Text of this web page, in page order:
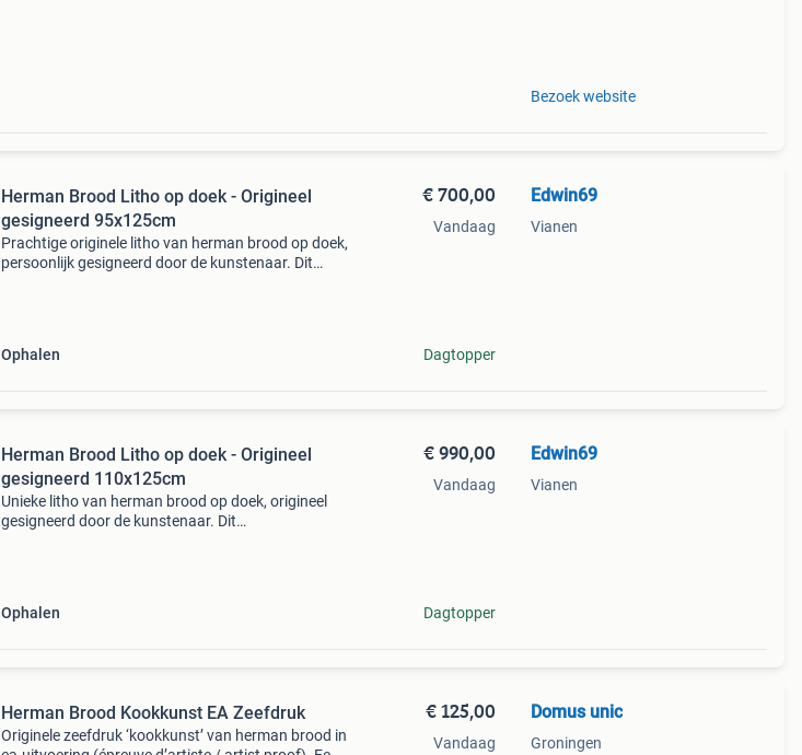
Bezoek website
Herman Brood Litho op doek - Origineel
gesigneerd 95x125cm
Prachtige originele litho van herman brood op doek,
persoonlijk gesigneerd door de kunstenaar. Dit
Ophalen
€ 700,00
Vandaag
Dagtopper
Edwin69
Vianen
Herman Brood Litho op doek - Origineel
gesigneerd 110x125cm
Unieke litho van herman brood op doek, origineel
gesigneerd door de kunstenaar. Dit
Ophalen
€ 990,00
Vandaag
Dagtopper
Edwin69
Vianen
Herman Brood Kookkunst EA Zeefdruk
Originele zeefdruk ‘kookkunst’ van herman brood in
€ 125,00
Vandaag
Domus unic
Groningen